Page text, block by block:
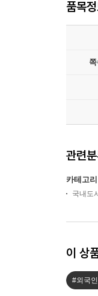
품목
관련
카테고
국내도
이 상
#외국